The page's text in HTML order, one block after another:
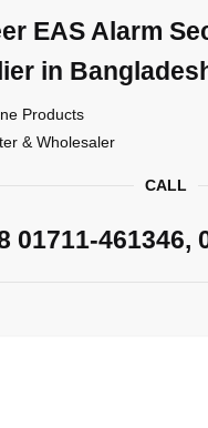
EAS Alarm
in
Products
& Wholesaler
CALL
01711-461346,